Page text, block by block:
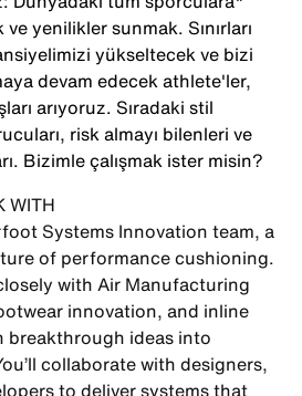
yenilikler sunmak. Sınırları
yükseltecek ve bizi
devam edecek athlete'ler,
arıyoruz. Sıradaki stil
risk almayı bilenleri ve
Bizimle çalışmak ister misin?
WITH
Systems Innovation team, a
of performance cushioning.
with Air Manufacturing
innovation, and inline
breakthrough ideas into
collaborate with designers,
to deliver systems that